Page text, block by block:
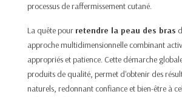
processus de raffermissement cutané.
La quête pour retendre la peau des bras
approche multidimensionnelle combinant
appropriés et patience. Cette démarche
produits de qualité, permet d'obtenir des
naturels, redonnant confiance et bien-être à